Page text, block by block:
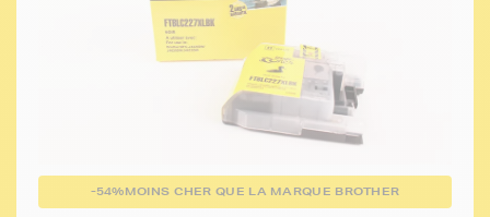
-54%MOINS CHER QUE LA MARQUE BROTHER